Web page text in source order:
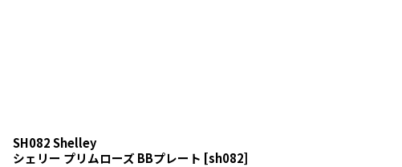
SH082 Shelley
シェリー プリムローズ BBプレート [sh082]